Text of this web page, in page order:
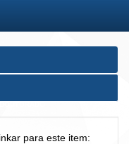
para este item: